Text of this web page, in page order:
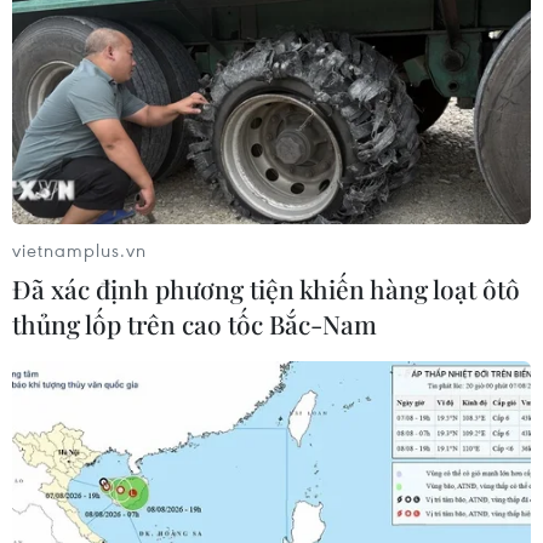
vietnamplus.vn
Đã xác định phương tiện khiến hàng loạt ôtô
thủng lốp trên cao tốc Bắc-Nam